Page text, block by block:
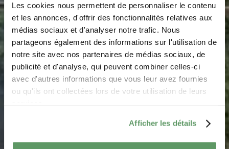
Les cookies nous permettent de personnaliser le contenu
et les annonces, d'offrir des fonctionnalités relatives aux
médias sociaux et d'analyser notre trafic. Nous
partageons également des informations sur l'utilisation de
notre site avec nos partenaires de médias sociaux, de
publicité et d'analyse, qui peuvent combiner celles-ci
avec d'autres informations que vous leur avez fournies
ou qu'ils ont collectées lors de votre utilisation de leurs
Afficher les détails
Uitkijkplatform
Ruetsbech
Waar? L-6550 Berdorf